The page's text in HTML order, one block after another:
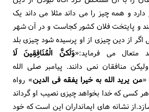
و همه چیز را می داند مثلا می داند یک
و پایتخت فلان کشور کجاست و در آن شهر
از دین چیزی از او پرسیده شود چیزی بلد
متعال می فرماید:«وَلَکنَّ الْمُنَافِقِینَ لَا
7] ولیکن منافقان نمی دانند. پیامبر صلی الله
«من یرید الله به خیرا یفقه فی الدین» رواه
کسی که خدا بخواهد چیزی نصیب او گرداند
نشانه های ایمانداران این است که خود